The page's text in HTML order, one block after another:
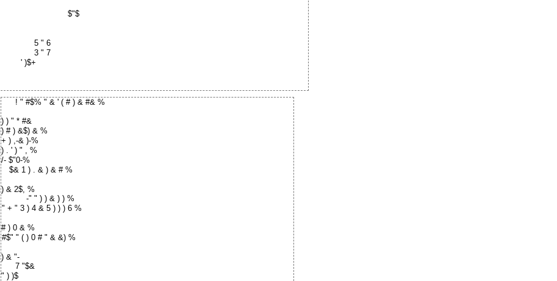
$"$
5 " 6
3 " 7
' )$+
! " #$% " & ' ( # ) & #& %
) ) " * #&
) # ) &$) & %
+ ) ,-& )-%
) . ' ) " , %
/- $"0-%
$& 1 ) . & ) & # %
) & 2$, %
-" " ) ) & ) ) %
" + " 3 ) 4 & 5 ) ) ) 6 %
# ) 0 & %
#$" " ( ) 0 # " & &) %
) & "-
7 "$&
" ) )$